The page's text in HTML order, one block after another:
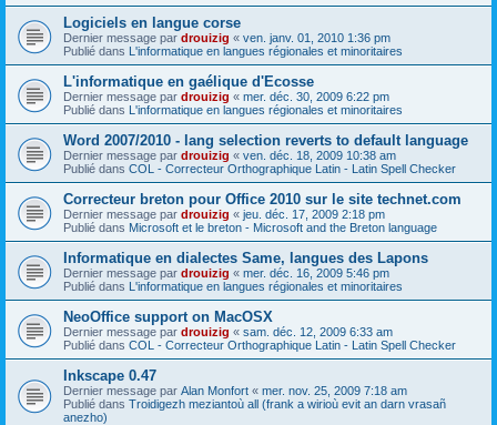
Logiciels en langue corse
Dernier message par drouizig « ven. janv. 01, 2010 1:36 pm
Publié dans L'informatique en langues régionales et minoritaires
L'informatique en gaélique d'Ecosse
Dernier message par drouizig « mer. déc. 30, 2009 6:22 pm
Publié dans L'informatique en langues régionales et minoritaires
Word 2007/2010 - lang selection reverts to default language
Dernier message par drouizig « ven. déc. 18, 2009 10:38 am
Publié dans COL - Correcteur Orthographique Latin - Latin Spell Checker
Correcteur breton pour Office 2010 sur le site technet.com
Dernier message par drouizig « jeu. déc. 17, 2009 2:18 pm
Publié dans Microsoft et le breton - Microsoft and the Breton language
Informatique en dialectes Same, langues des Lapons
Dernier message par drouizig « mer. déc. 16, 2009 5:46 pm
Publié dans L'informatique en langues régionales et minoritaires
NeoOffice support on MacOSX
Dernier message par drouizig « sam. déc. 12, 2009 6:33 am
Publié dans COL - Correcteur Orthographique Latin - Latin Spell Checker
Inkscape 0.47
Dernier message par Alan Monfort « mer. nov. 25, 2009 7:18 am
Publié dans Troidigezh meziantoù all (frank a wirioù evit an darn vrasañ
anezho)